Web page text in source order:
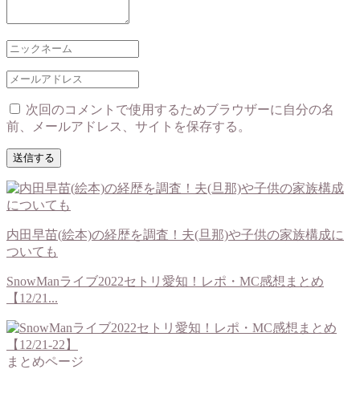
次回のコメントで使用するためブラウザーに自分の名
前、メールアドレス、サイトを保存する。
内田早苗(絵本)の経歴を調査！夫(旦那)や子供の家族構成に
ついても
SnowManライブ2022セトリ愛知！レポ・MC感想まとめ
【12/21...
まとめページ